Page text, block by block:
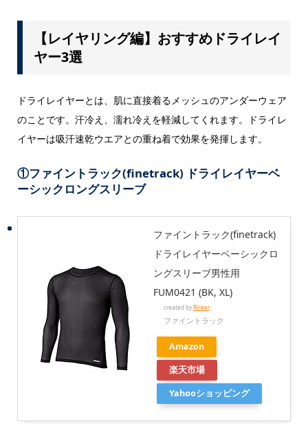
【レイヤリング編】おすすめドライレイ
ヤー3選
ドライレイヤーとは、肌に直接着るメッシュのアンダーウェア
のことです。汗冷え、濡れ冷えを軽減してくれます。ドライレ
イヤーは吸汗速乾ウエアとの重ね着で効果を発揮します。
①ファイントラック(finetrack) ドライレイヤーベ
ーシックロングスリーブ
ファイントラック(finetrack)
ドライレイヤーベーシックロ
ングスリーブ男性用
FUM0421 (BK, XL)
created byRinker
ファイントラック
Amazon
楽天市場
Yahooショッピング